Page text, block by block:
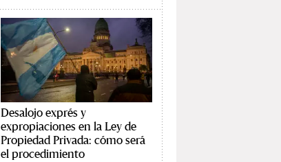
Desalojo exprés y
expropiaciones en la Ley de
Propiedad Privada: cómo será
el procedimiento